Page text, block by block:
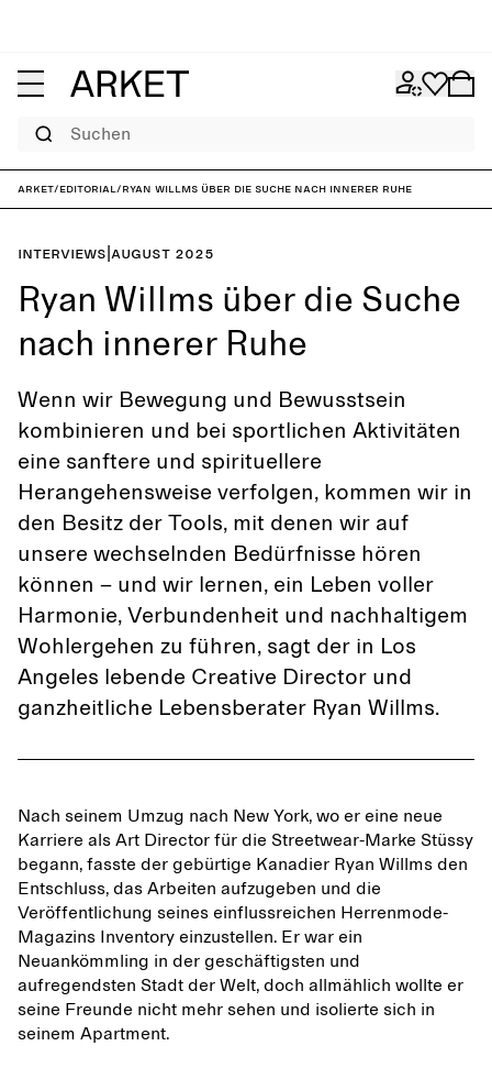
Suchen
ARKET/Editorial/Ryan Willms über die Suche nach innerer Ruhe
Interviews August 2025
Ryan Willms über die Suche
nach innerer Ruhe
Wenn wir Bewegung und Bewusstsein
kombinieren und bei sportlichen Aktivitäten
eine sanftere und spirituellere
Herangehensweise verfolgen, kommen wir in
den Besitz der Tools, mit denen wir auf
unsere wechselnden Bedürfnisse hören
können – und wir lernen, ein Leben voller
Harmonie, Verbundenheit und nachhaltigem
Wohlergehen zu führen, sagt der in Los
Angeles lebende Creative Director und
ganzheitliche Lebensberater Ryan Willms.
Nach seinem Umzug nach New York, wo er eine neue
Karriere als Art Director für die Streetwear-Marke Stüssy
begann, fasste der gebürtige Kanadier Ryan Willms den
Entschluss, das Arbeiten aufzugeben und die
Veröffentlichung seines einflussreichen Herrenmode-
Magazins Inventory einzustellen. Er war ein
Neuankömmling in der geschäftigsten und
aufregendsten Stadt der Welt, doch allmählich wollte er
seine Freunde nicht mehr sehen und isolierte sich in
seinem Apartment.